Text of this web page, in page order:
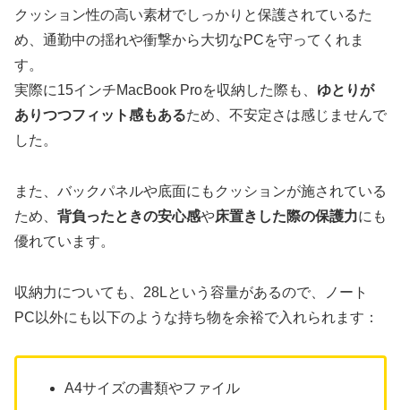
クッション性の高い素材でしっかりと保護されているた
め、通勤中の揺れや衝撃から大切なPCを守ってくれま
す。
実際に15インチMacBook Proを収納した際も、 ゆとりが
ありつつフィット感もあるため、不安定さは感じませんで
した。
また、バックパネルや底面にもクッションが施されている
ため、 背負ったときの安心感や床置きした際の保護力にも
優れています。
収納力についても、28Lという容量があるので、ノート
PC以外にも以下のような持ち物を余裕で入れられます：
A4サイズの書類やファイル